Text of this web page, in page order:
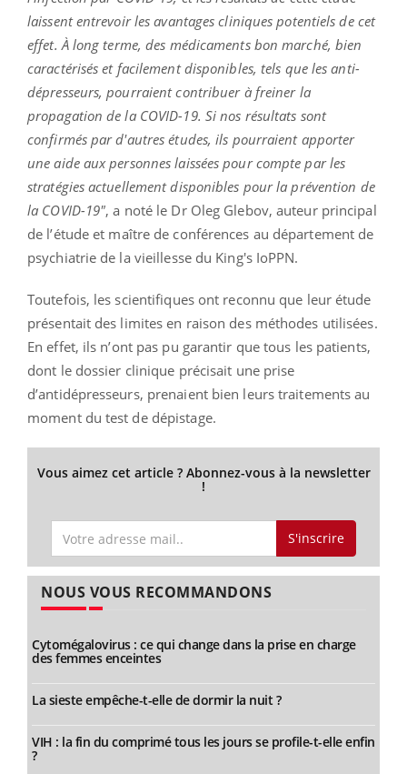
laissent entrevoir les avantages cliniques potentiels de cet
effet. À long terme, des médicaments bon marché, bien
caractérisés et facilement disponibles, tels que les anti-
dépresseurs, pourraient contribuer à freiner la
propagation de la COVID-19. Si nos résultats sont
confirmés par d'autres études, ils pourraient apporter
une aide aux personnes laissées pour compte par les
stratégies actuellement disponibles pour la prévention de
la COVID-19", a noté le Dr Oleg Glebov, auteur principal
de l’étude et maître de conférences au département de
psychiatrie de la vieillesse du King's IoPPN.
Toutefois, les scientifiques ont reconnu que leur étude
présentait des limites en raison des méthodes utilisées.
En effet, ils n’ont pas pu garantir que tous les patients,
dont le dossier clinique précisait une prise
d’antidépresseurs, prenaient bien leurs traitements au
moment du test de dépistage.
Vous aimez cet article ? Abonnez-vous à la newsletter
!
S'inscrire
NOUS VOUS RECOMMANDONS
Cytomégalovirus : ce qui change dans la prise en charge
des femmes enceintes
La sieste empêche-t-elle de dormir la nuit ?
VIH : la fin du comprimé tous les jours se profile-t-elle enfin
?